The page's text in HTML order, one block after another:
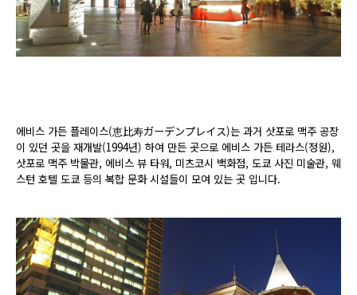
에비스 가든 플레이스(恵比寿ガーデンプレイス)는 과거 삿포로 맥주 공장
이 있던 곳을 재개발(1994년) 하여 만든 곳으로 에비스 가든 테라스(정원),
삿포로 맥주 박물관, 에비스 뷰 타워, 미츠코시 백화점, 도쿄 사진 미술관, 웨
스턴 호텔 도쿄 등의 복합 문화 시설들이 모여 있는 곳 입니다.